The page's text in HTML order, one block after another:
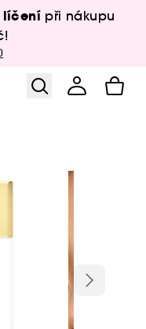
líčení při nákupu